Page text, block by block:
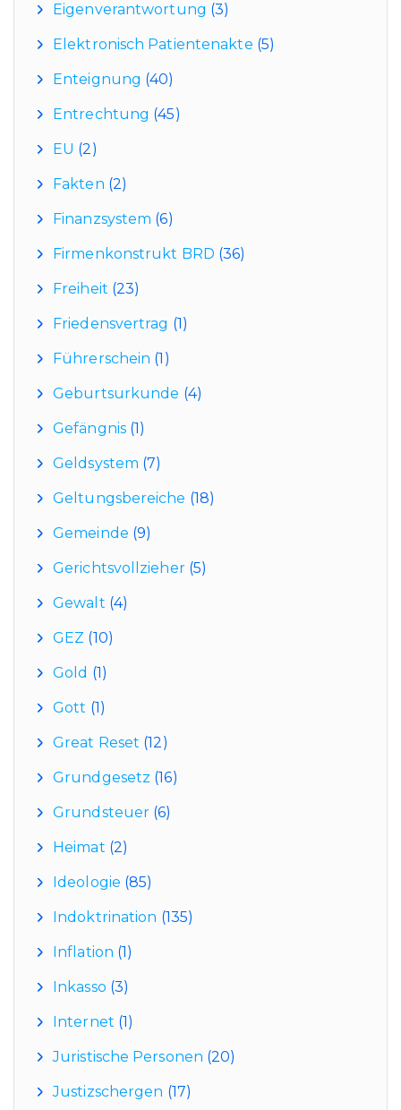
Eigenverantwortung (3)
Elektronisch Patientenakte (5)
Enteignung (40)
Entrechtung (45)
EU (2)
Fakten (2)
Finanzsystem (6)
Firmenkonstrukt BRD (36)
Freiheit (23)
Friedensvertrag (1)
Führerschein (1)
Geburtsurkunde (4)
Gefängnis(1)
Geldsystem (7)
Geltungsbereiche (18)
Gemeinde (9)
Gerichtsvollzieher(5)
Gewalt (4)
GEZ (10)
Gold (1)
Gott (1)
Great Reset (12)
Grundgesetz (16)
Grundsteuer (6)
Heimat (2)
Ideologie (85)
Indoktrination (135)
Inflation (1)
Inkasso (3)
Internet (1)
Juristische Personen (20)
Justizschergen (17)